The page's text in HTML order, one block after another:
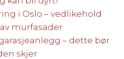
i Oslo – vedlikehold
murfasader
– dette bør
skjer